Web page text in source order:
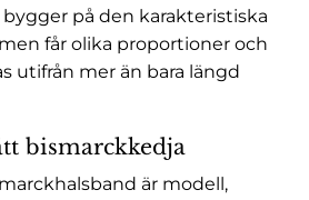
på den karakteristiska
får olika proportioner och
utifrån mer än bara längd
bismarckkedja
är modell,